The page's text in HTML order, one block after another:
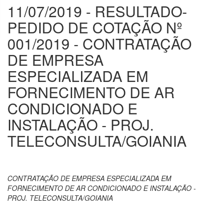
11/07/2019 - RESULTADO-
PEDIDO DE COTAÇÃO Nº
001/2019 - CONTRATAÇÃO
DE EMPRESA
ESPECIALIZADA EM
FORNECIMENTO DE AR
CONDICIONADO E
INSTALAÇÃO - PROJ.
TELECONSULTA/GOIANIA
CONTRATAÇÃO DE EMPRESA ESPECIALIZADA EM
FORNECIMENTO DE AR CONDICIONADO E INSTALAÇÃO -
PROJ. TELECONSULTA/GOIANIA